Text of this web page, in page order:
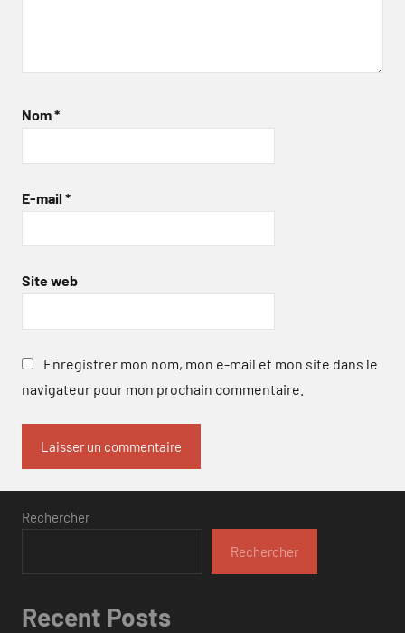
Nom*
E-mail *
Site web
Enregistrer mon nom, mon e-mail et mon site dans le
navigateur pour mon prochain commentaire.
Rechercher
Rechercher
Recent Posts